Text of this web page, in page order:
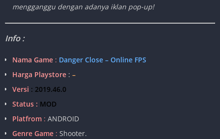
mengganggu dengan adanya iklan pop-up!
Info :
Nama Game : Danger Close – Online FPS
Harga Playstore : –
Versi : 2019.46.0
Status : MOD
Platfrom : ANDROID
Genre Game : Shooter.